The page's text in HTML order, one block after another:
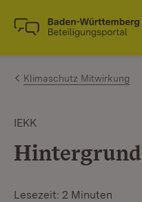
Zum Inhalt springen
Link zur Startseite
Klimaschutz Mitwirkung
IEKK
Hintergrund
Lesezeit: 2 Minuten